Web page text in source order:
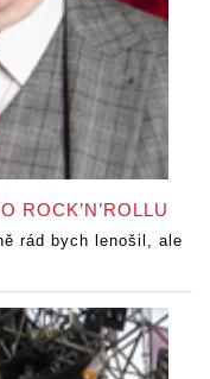
ROCK’N’ROLLU
rád bych lenošil, ale